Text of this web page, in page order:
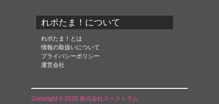
れポたま！について
れポたま！とは
情報の取扱いについて
プライバシーポリシー
運営会社
Copyright © 2026 株式会社スペクトラム